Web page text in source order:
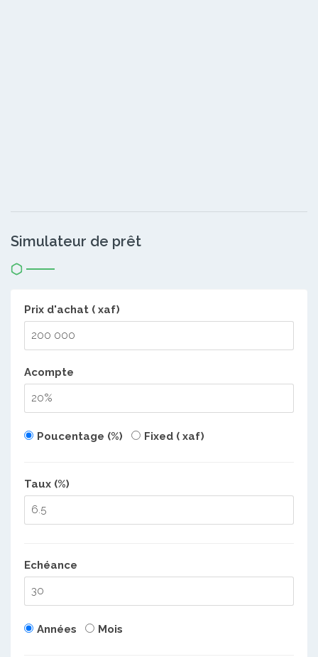
Simulateur de prêt
Prix d'achat ( xaf)
Acompte
Poucentage (%) Fixed ( xaf)
Taux (%)
Echéance
Années Mois